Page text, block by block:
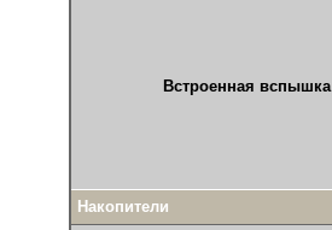
Встроенная вспышка
Накопители